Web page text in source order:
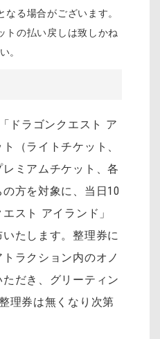
る場合がございます。
トの払い戻しは致しかね
。
ドラゴンクエスト ア
（ライトチケット、
ミアムチケット、各
方を対象に、当日10
スト アイランド」
たします。整理券に
ラクション内のオノ
だき、グリーティン
理券は無くなり次第